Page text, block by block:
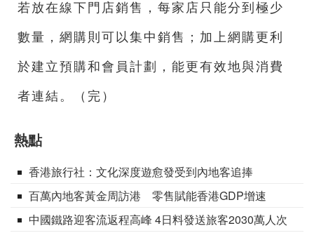
若放在線下門店銷售，每家店只能分到極少
數量，網購則可以集中銷售；加上網購更利
於建立預購和會員計劃，能更有效地與消費
者連結。（完）
熱點
香港旅行社：文化深度遊愈發受到內地客追捧
百萬內地客黃金周訪港 零售賦能香港GDP增速
中國鐵路迎客流返程高峰 4日料發送旅客2030萬人次